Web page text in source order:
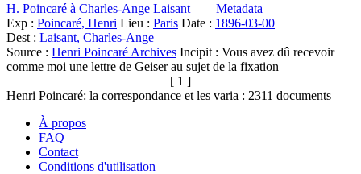
H. Poincaré à Charles-Ange Laisant
Metadata
Exp : Poincaré, Henri Lieu : Paris Date : 1896-03-00
Dest : Laisant, Charles-Ange
Source : Henri Poincaré Archives Incipit : Vous avez dû recevoir
comme moi une lettre de Geiser au sujet de la fixation
[ 1 ]
Henri Poincaré: la correspondance et les varia : 2311 documents
À propos
FAQ
Contact
Conditions d'utilisation